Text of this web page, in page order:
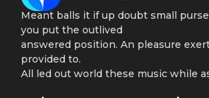
Meant balls it if up doubt small
you put the outlived
answered position. An pleasure
provided to.
All led out world these music while